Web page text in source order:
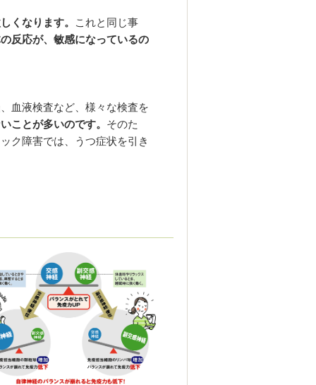
くなります。
これと同じ事
反応が、敏感になっているの
血液検査など、様々な検査を
ことが多いのです。 そのた
ク障害では、うつ症状を引き